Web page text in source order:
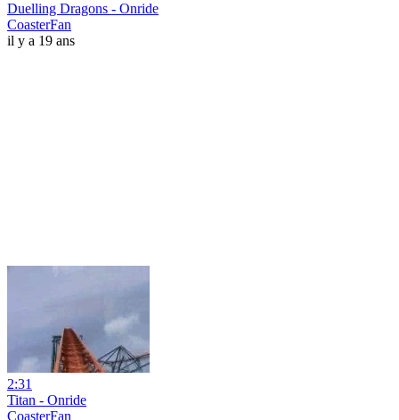
Duelling Dragons - Onride
CoasterFan
il y a 19 ans
2:31
Titan - Onride
CoasterFan